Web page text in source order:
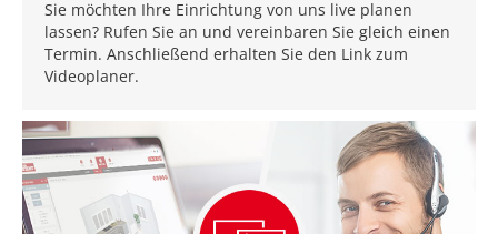
Sie möchten Ihre Einrichtung von uns live planen
lassen? Rufen Sie an und vereinbaren Sie gleich einen
Termin. Anschließend erhalten Sie den Link zum
Videoplaner.